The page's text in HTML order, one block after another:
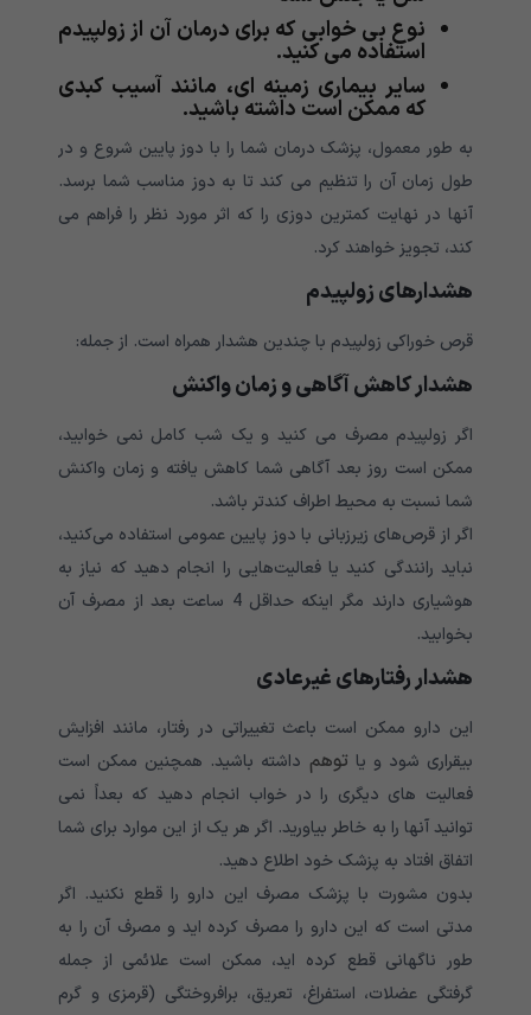
نوع بی خوابی که برای درمان آن از زولپیدم
استفاده می کنید.
سایر بیماری زمینه ای، مانند آسیب کبدی
که ممکن است داشته باشید.
به طور معمول، پزشک درمان شما را با دوز پایین شروع و در
طول زمان آن را تنظیم می کند تا به دوز مناسب شما برسد.
آنها در نهایت کمترین دوزی را که اثر مورد نظر را فراهم می
کند، تجویز خواهند کرد.
هشدارهای زولپیدم
قرص خوراکی زولپیدم با چندین هشدار همراه است. از جمله:
هشدار کاهش آگاهی و زمان واکنش
اگر زولپیدم مصرف می کنید و یک شب کامل نمی خوابید،
ممکن است روز بعد آگاهی شما کاهش یافته و زمان واکنش
شما نسبت به محیط اطراف کندتر باشد.
اگر از قرص‌های زیرزبانی با دوز پایین عمومی استفاده می‌کنید،
نباید رانندگی کنید یا فعالیت‌هایی را انجام دهید که نیاز به
هوشیاری دارند مگر اینکه حداقل 4 ساعت بعد از مصرف آن
بخوابید.
هشدار رفتارهای غیرعادی
این دارو ممکن است باعث تغییراتی در رفتار، مانند افزایش
بیقراری شود و یا توهم داشته باشید. همچنین ممکن است
فعالیت های دیگری را در خواب انجام دهید که بعداً نمی
توانید آنها را به خاطر بیاورید. اگر هر یک از این موارد برای شما
اتفاق افتاد به پزشک خود اطلاع دهید.
بدون مشورت با پزشک مصرف این دارو را قطع نکنید. اگر
مدتی است که این دارو را مصرف کرده اید و مصرف آن را به
طور ناگهانی قطع کرده اید، ممکن است علائمی از جمله
گرفتگی عضلات، استفراغ، تعریق، برافروختگی (قرمزی و گرم